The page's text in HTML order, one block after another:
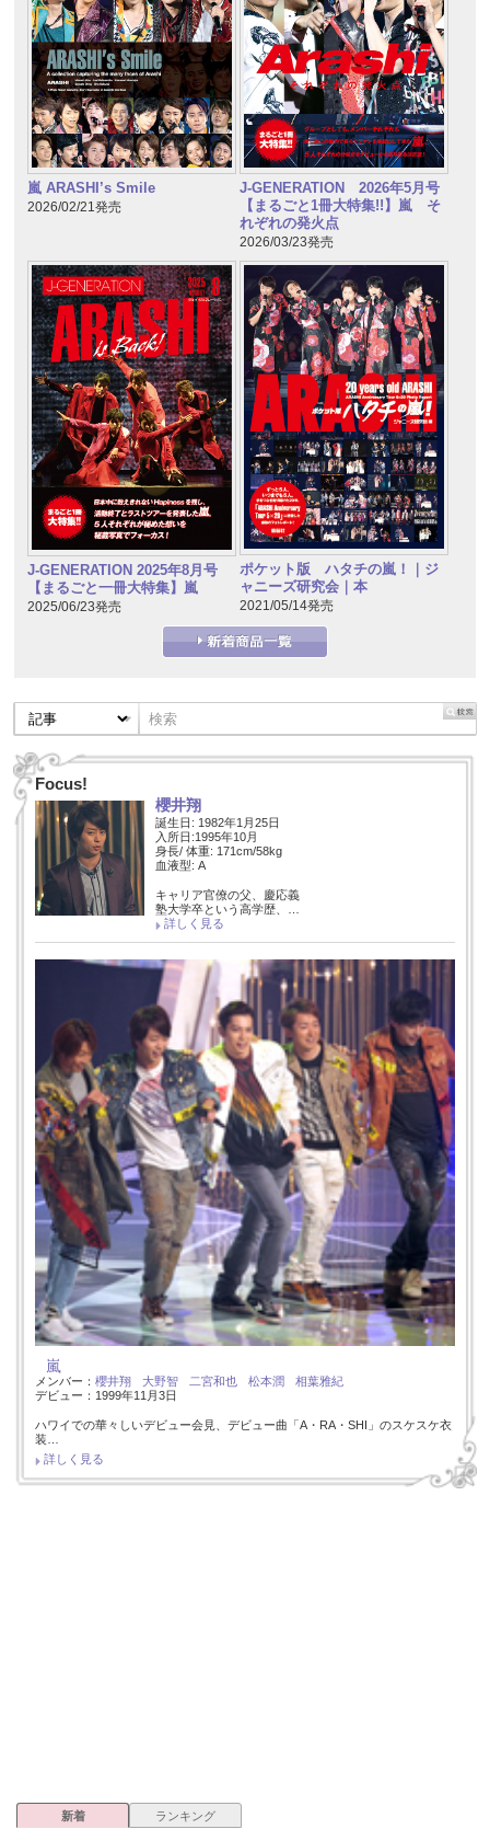
嵐 ARASHI’s Smile
2026/02/21発売
J-GENERATION 2026年5月号
【まるごと1冊大特集!!】嵐 そ
れぞれの発火点
2026/03/23発売
J-GENERATION 2025年8月号
【まるごと一冊大特集】嵐
2025/06/23発売
ポケット版 ハタチの嵐！｜ジ
ャニーズ研究会｜本
2021/05/14発売
Focus!
櫻井翔
誕生日: 1982年1月25日
入所日:1995年10月
身長/ 体重: 171cm/58kg
血液型: A
キャリア官僚の父、慶応義
塾大学卒という高学歴、…
詳しく見る
嵐
メンバー： 櫻井翔 大野智 二宮和也 松本潤
相葉雅紀
デビュー：1999年11月3日
ハワイでの華々しいデビュー会見、デビュー曲「A・RA・SHI」のスケスケ衣
装…
詳しく見る
新着 ランキング